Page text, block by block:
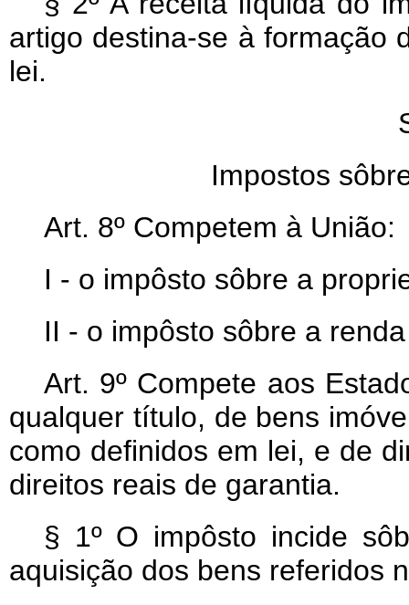
artigo destina-se à formação
lei.
Impostos
Art. 8º Competem à União:
I - o impôsto sôbre a
II - o impôsto sôbre a
Art. 9º Compete aos
qualquer título, de bens
como definidos em lei, e de
direitos reais de garantia.
§ 1º O impôsto incide
aquisição dos bens referidos